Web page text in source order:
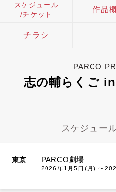
スケジュール
/チケット
作品
チラシ
PARCO
志の輔らくご
スケジュー
東京 PARCO劇場
2026年1月5日(月) 〜